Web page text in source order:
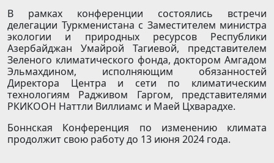
В рамках конференции состоялись встречи
делегации Туркменистана с Заместителем министра
экологии и природных ресурсов Республики
Азербайджан Умайрой Тагиевой, представителем
Зеленого климатического фонда, доктором Амгадом
Эльмахдином, исполняющим обязанностей
Директора Центра и сети по климатическим
технологиям Радживом Гаргом, представителями
РКИКООН Наттли Виллиамс и Маей Цхварадхе.
Боннская Конференция по изменению климата
продолжит свою работу до 13 июня 2024 года.